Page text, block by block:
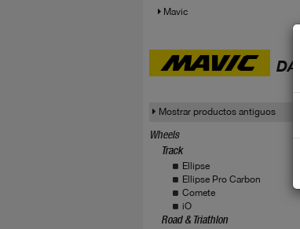
Mavic
Mostrar productos antiguos
Wheels
Track
Ellipse
Ellipse Pro Carbon
Comete
iO
Road & Triathlon